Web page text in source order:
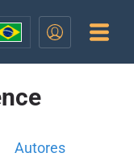
Autores